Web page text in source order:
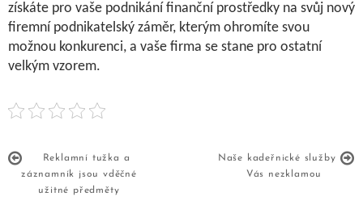
získáte pro vaše podnikání finanční prostředky na svůj nový
firemní podnikatelský záměr, kterým ohromíte svou
možnou konkurenci, a vaše firma se stane pro ostatní
velkým vzorem.
Reklamní tužka a
záznamník jsou vděčné
užitné předměty
Naše kadeřnické služby
Vás nezklamou